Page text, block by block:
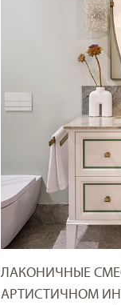
ЛАКОНИЧНЫЕ
АРТИСТИЧНОМ